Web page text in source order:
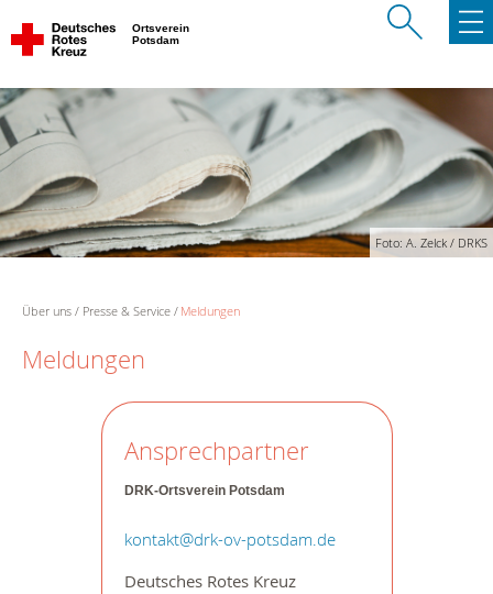
Ortsverein
Potsdam
Foto: A. Zelck / DRKS
Über uns Presse & Service Meldungen
Meldungen
Ansprechpartner
DRK-Ortsverein Potsdam
kontakt@drk-ov-potsdam.de
Deutsches Rotes Kreuz